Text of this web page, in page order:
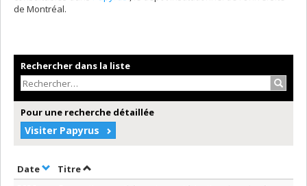
de Montréal.
Rechercher dans la liste
Pour une recherche détaillée
Visiter Papyrus
DateTrier par date en ordre croissant
TitreTrier par titre en ordre croissant